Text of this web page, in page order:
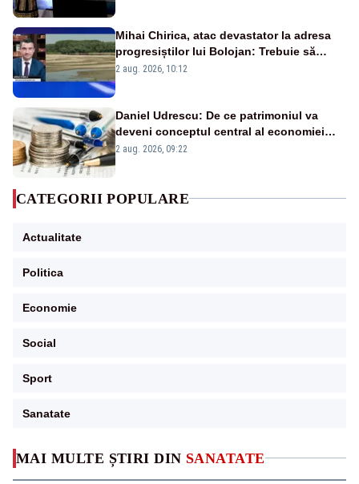
MAI MULTE ȘTIRI DIN SANATATE
Mihai Chirica, atac devastator la adresa
progresiștilor lui Bolojan: Trebuie să
protejăm și natura, dar nu șținem omaneii
2 aug. 2026, 10:12
Daniel Udrescu: De ce patrimoniul va
deveni conceptul central al economiei
viitoare?
2 aug. 2026, 09:22
CATEGORII POPULARE
Actualitate
Politica
Economie
Social
Sport
Sanatate